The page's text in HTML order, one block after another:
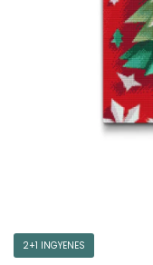
2+1 INGYENES